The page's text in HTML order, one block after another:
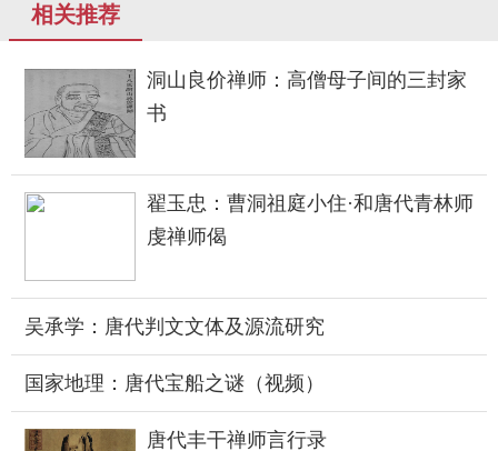
相关推荐
洞山良价禅师：高僧母子间的三封家
书
翟玉忠：曹洞祖庭小住·和唐代青林师
虔禅师偈
吴承学：唐代判文文体及源流研究
国家地理：唐代宝船之谜（视频）
唐代丰干禅师言行录